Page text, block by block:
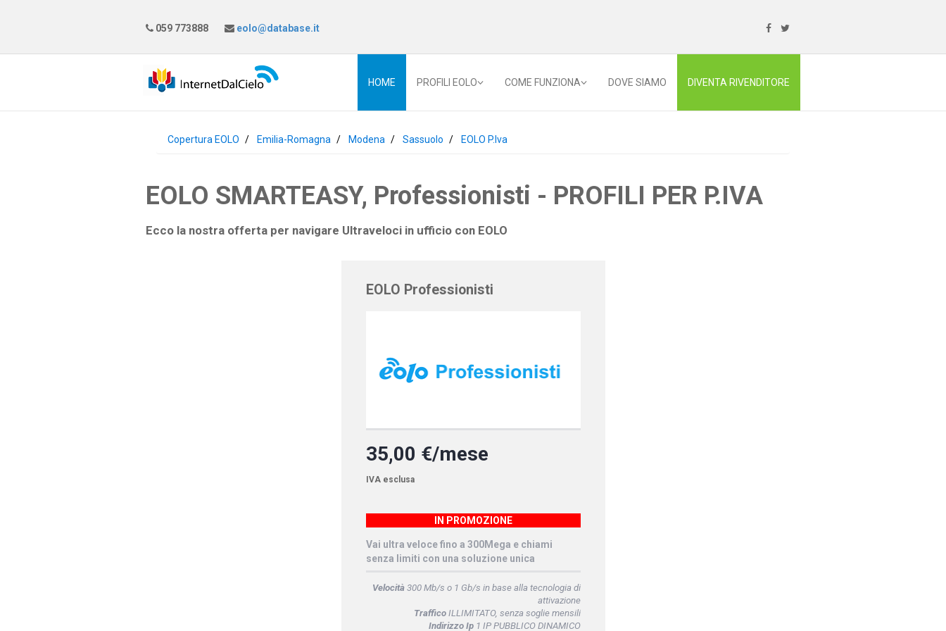
059 773888 eolo@database.it
HOME PROFILI EOLO COME FUNZIONA DOVE SIAMO DIVENTA RIVENDITORE
Copertura EOLO Emilia-Romagna Modena Sassuolo EOLO P.Iva
EOLO SMARTEASY, Professionisti - PROFILI PER P.IVA
Ecco la nostra offerta per navigare Ultraveloci in ufficio con EOLO
EOLO Professionisti
35,00 €/mese
IVA esclusa
IN PROMOZIONE
Vai ultra veloce fino a 300Mega e chiami
senza limiti con una soluzione unica
Velocità300 Mb/s o 1 Gb/s in base alla tecnologia di
attivazione
TrafficoILLIMITATO, senza soglie mensili
Indirizzo Ip1 IP PUBBLICO DINAMICO